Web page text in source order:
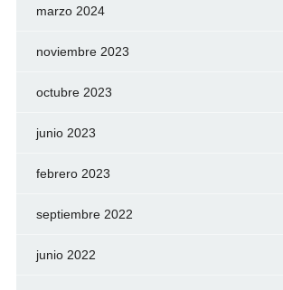
marzo 2024
noviembre 2023
octubre 2023
junio 2023
febrero 2023
septiembre 2022
junio 2022